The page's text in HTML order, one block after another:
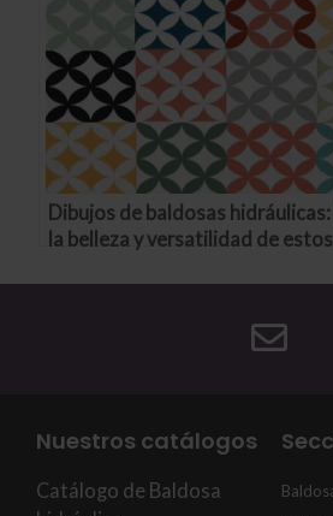
Dibujos de baldosas
la belleza y versatilidad de
Nuestros catálogos
Catálogo de Baldosa